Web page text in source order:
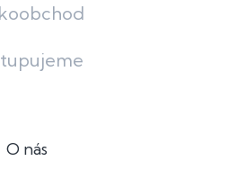
O nás